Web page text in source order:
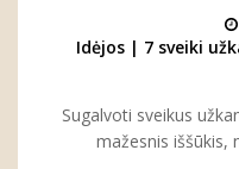
Idėjos | 7 sveiki
Sugalvoti sveikus
mažesnis iššūkis,